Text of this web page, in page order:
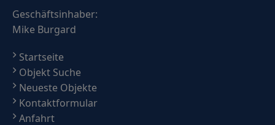
Geschäftsinhaber:
Mike Burgard
Startseite
Objekt Suche
Neueste Objekte
Kontaktformular
Anfahrt